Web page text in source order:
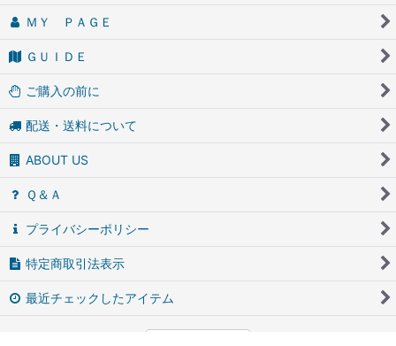
ＭＹ ＰＡＧＥ
ＧＵＩＤＥ
ご購入の前に
配送・送料について
ABOUT US
Ｑ＆Ａ
プライバシーポリシー
特定商取引法表示
最近チェックしたアイテム